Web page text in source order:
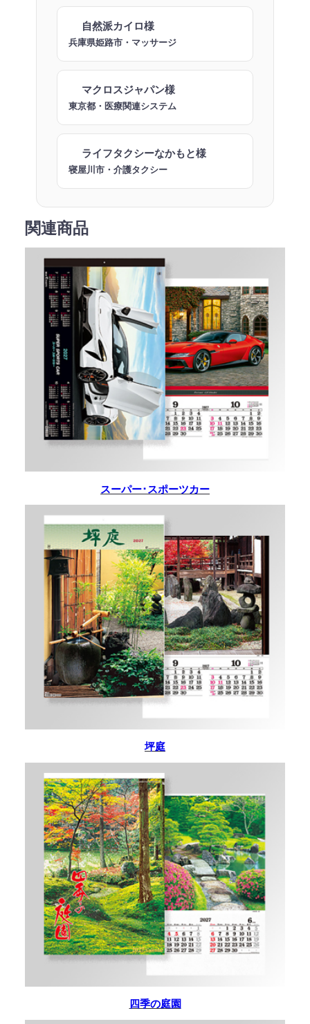
自然派カイロ様
兵庫県姫路市・マッサージ
マクロスジャパン様
東京都・医療関連システム
ライフタクシーなかもと様
寝屋川市・介護タクシー
関連商品
スーパー･スポーツカー
坪庭
四季の庭園